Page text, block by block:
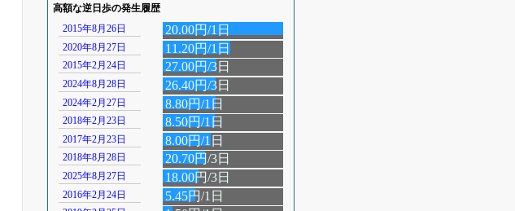
高額な逆日歩の発生履歴
2015年8月26日
20.00円/1日
2020年8月27日 11.20円/1日
2015年2月24日 27.00円/3日
2024年8月28日 26.40円/3日
2024年2月27日 8.80円/1日
2018年2月23日 8.50円/1日
2017年2月23日 8.00円/1日
2018年8月28日 20.70円/3日
2025年8月27日 18.00円/3日
2016年2月24日 5.45円/1日